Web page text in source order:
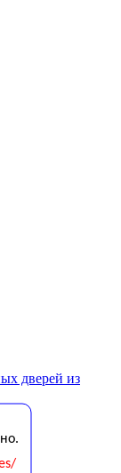
дверей из